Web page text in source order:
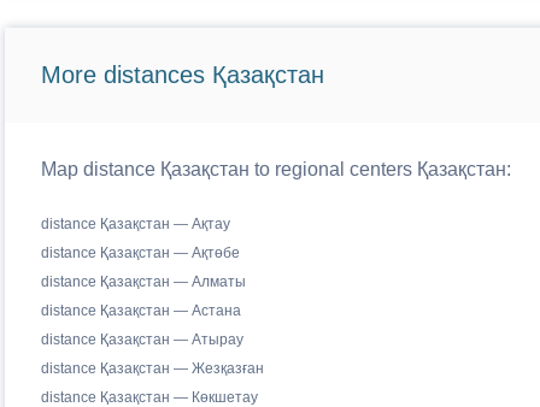
More distances Қазақстан
Map distance Қазақстан to regional centers Қазақстан:
distance Қазақстан — Ақтау
distance Қазақстан — Ақтөбе
distance Қазақстан — Алматы
distance Қазақстан — Астана
distance Қазақстан — Атырау
distance Қазақстан — Жезқазған
distance Қазақстан — Көкшетау